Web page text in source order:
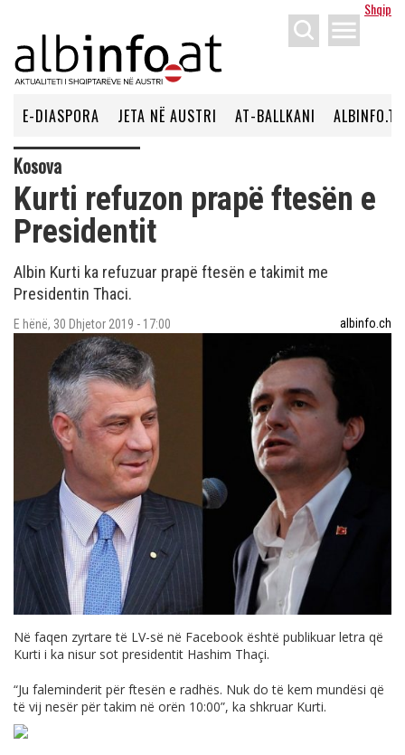
Shqip
menu
E-DIASPORA JETA NË AUSTRI AT-BALLKANI ALBINFO.TV
Kosova
Kurti refuzon prapë ftesën e
Presidentit
Albin Kurti ka refuzuar prapë ftesën e takimit me
Presidentin Thaci.
E hënë, 30 Dhjetor 2019 - 17:00 albinfo.ch
Në faqen zyrtare të LV-së në Facebook është publikuar letra që
Kurti i ka nisur sot presidentit Hashim Thaçi.
“Ju faleminderit për ftesën e radhës. Nuk do të kem mundësi që
të vij nesër për takim në orën 10:00”, ka shkruar Kurti.